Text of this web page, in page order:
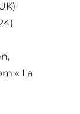
« La